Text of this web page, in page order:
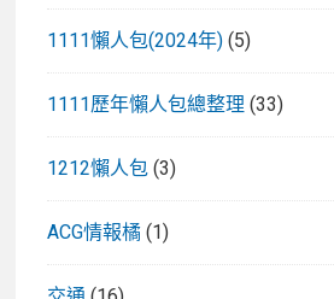
1111懶人包(2024年) (5)
1111歷年懶人包總整理 (33)
1212懶人包 (3)
ACG情報橘 (1)